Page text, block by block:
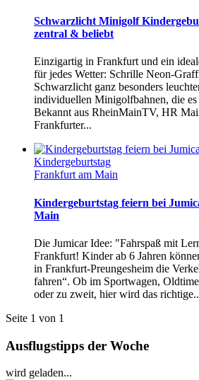
Schwarzlicht Minigolf
zentral & beliebt
Einzigartig in Frankfurt und ein
für jedes Wetter: Schrille Neon-
Schwarzlicht ganz besonders
individuellen Minigolfbahnen, die
Bekannt aus RheinMainTV, HR
Frankfurter...
Kindergeburtstag
Frankfurt am Main
Kindergeburtstag feiern bei
Main
Die Jumicar Idee: "Fahrspaß mit
Frankfurt! Kinder ab 6 Jahren
in Frankfurt-Preungesheim die
fahren“. Ob im Sportwagen,
oder zu zweit, hier wird das
Seite 1 von 1
Ausflugstipps der Woche
wird geladen...